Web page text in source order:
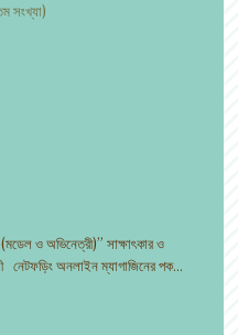
সংখ্যা)
ও অভিনেত্রী)” সাক্ষাৎকার ও
নেটফড়িং অনলাইন ম্যাগাজিনের পক...